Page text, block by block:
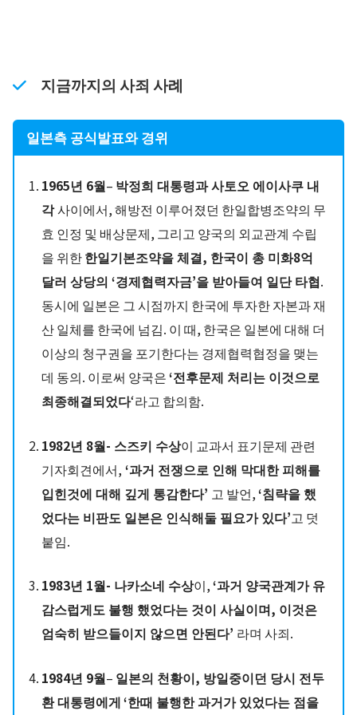
지금까지의 사죄 사례
일본측 공식발표와 경위
1965년 6월– 박정희 대통령과 사토오 에이사쿠 내
각사이에서, 해방전 이루어졌던 한일합병조약의 무
효 인정 및 배상문제, 그리고 양국의 외교관계 수립
을 위한한일기본조약을 체결, 한국이 총 미화8억
달러 상당의 ‘경제협력자금’을 받아들여 일단 타협.
동시에 일본은 그 시점까지 한국에 투자한 자본과 재
산 일체를 한국에 넘김. 이 때, 한국은 일본에 대해 더
이상의 청구권을 포기한다는 경제협력협정을 맺는
데 동의. 이로써 양국은‘전후문제 처리는 이것으로
최종해결되었다‘라고 합의함.
1982년 8월- 스즈키 수상이 교과서 표기문제 관련
기자회견에서, ‘과거 전쟁으로 인해 막대한 피해를
입힌것에 대해 깊게 통감한다’ 고 발언,‘침략을 했
었다는 비판도 일본은 인식해둘 필요가 있다’고 덧
붙임.
1983년 1월- 나카소네 수상이,‘과거 양국관계가 유
감스럽게도 불행 했었다는 것이 사실이며, 이것은
엄숙히 받으들이지 않으면 안된다’ 라며 사죄.
1984년 9월– 일본의 천황이, 방일중이던 당시 전두
환 대통령에게‘한때 불행한 과거가 있었다는 점을